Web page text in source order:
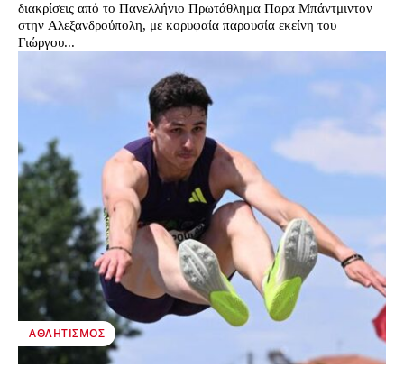
διακρίσεις από το Πανελλήνιο Πρωτάθλημα Παρα Μπάντμιντον
στην Αλεξανδρούπολη, με κορυφαία παρουσία εκείνη του
Γιώργου...
ΑΘΛΗΤΙΣΜΌΣ